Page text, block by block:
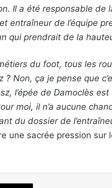
Il a été responsable
entraîneur de l’équipe
qui prendrait de la
du foot, tous les
? Non, ça je pense que
l’épée de Damoclès
moi, il n’a aucune
du dossier de
une sacrée pression sur